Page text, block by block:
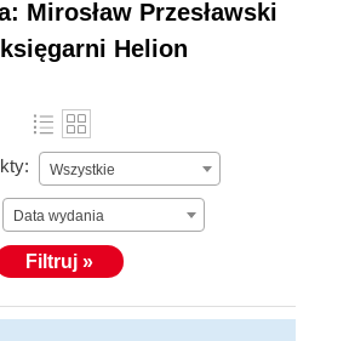
Mirosław Przesławski
Helion
Wszystkie
Data wydania
Filtruj »